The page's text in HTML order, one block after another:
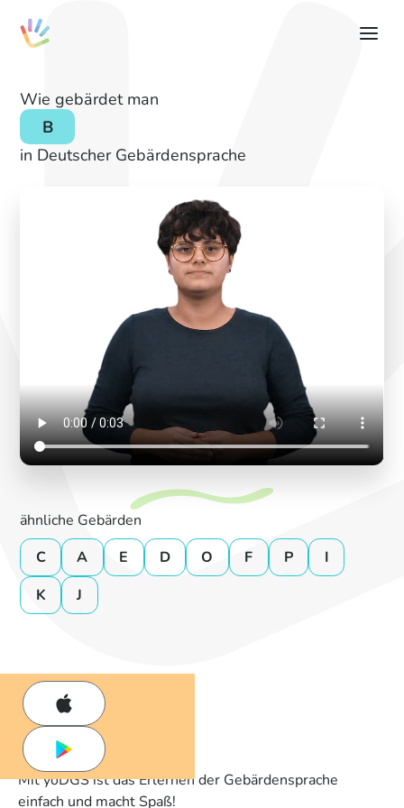
Wie gebärdet man
B
in Deutscher Gebärdensprache
ähnliche Gebärden
C
A E D O F P
I
K
J
Mit yoDGS ist das Erlernen der Gebärdensprache
einfach und macht Spaß!